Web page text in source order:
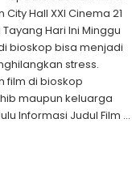
Hall XXI Cinema 21
Hari Ini Minggu
bioskop bisa menjadi
stress.
film di bioskop
maupun keluarga
Informasi Judul Film …